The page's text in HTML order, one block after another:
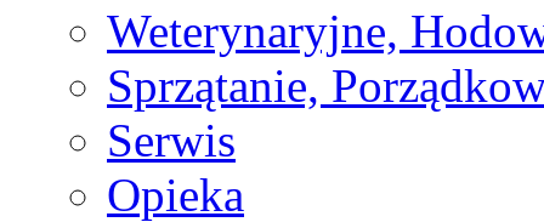
Weterynaryjne,
Sprzątanie,
Serwis
Opieka